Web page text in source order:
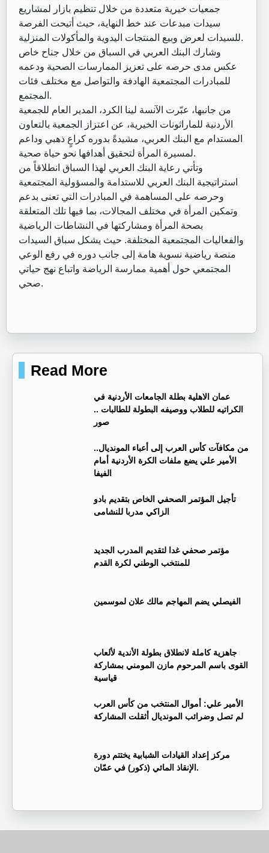
جمعيات خيرية متعددة من خلال تنظيم بازار لمشاريع
سيدات مبدعات عند خط النهاية، حيث أتيحت الفرصة
للسيدات لعرض وبيع المنتجات اليدوية والمأكولات المنزلية.
وشارك البنك العربي في السباق من خلال جناح خاص
عكس مدى حرصه على تعزيز الممارسات الصحية ودعمه
للمبادرات المجتمعية الهادفة والتواصل مع مختلف فئات
المجتمع.
من جانبها، عبّرت الآنسة لينا الكرد، المدير العام للجمعية
الأردنية للماراثونات الخيرية، عن اعتزاز الجمعية بالتعاون
المستدام مع البنك العربي، مشيدةً بدوره كراعٍ ذهبي وداعم
لمسيرة المرأة لتحقيق أهدافها نحو حياة صحية.
وتأتي رعاية البنك العربي لهذا السباق انطلاقاً من
استراتيجية البنك العربي للاستدامة والمسؤولية المجتمعية
وحرصه على المساهمة في المبادرات التي تعنى بدعم
وتمكين المرأة في مختلف المجالات، بما فيها تلك المتعلقة
بصحة المرأة ومشاركتها في النشاطات الرياضية
والفعاليات المجتمعية المختلفة. حيث يشكل سباق السيدات
منصة رياضية نسوية هامة إلى جانب دوره في رفع الوعي
المجتمعي حول أهمية ممارسة الرياضة واتباع نهج حياتي
صحي.
Read More
عمان الاهلية بطلة الجامعات الأردنية في
الكراتيه للطلاب ووصيفه البطولة للطالبات ..
صور
من مكافآت كأس العرب إلى أعباء المونديال..
الأمير علي يضع ملفات الكرة الأردنية أمام
الفيفا
تأجيل المؤتمر الصحفي الخاص بتقديم بادو
الزاكي مدربا للنشامى
مؤتمر صحفي غدا لتقديم المدرب الجديد
للمنتخب الوطني لكرة القدم
الفيصلي يضم المهاجم مالك علان لموسمين
جاهزية كاملة لانطلاق بطولة الأندية لألعاب
القوى باسم المرحوم مازن المومني بمشاركة
قياسية
الأمير علي: أموال المنتخب من كأس العرب
لم تصل وضرائب المونديال أثقلت المشاركة
مركز إعداد القيادات الشبابية يختتم دورة
الإنقاذ المائي (ذكور) في عمّان.